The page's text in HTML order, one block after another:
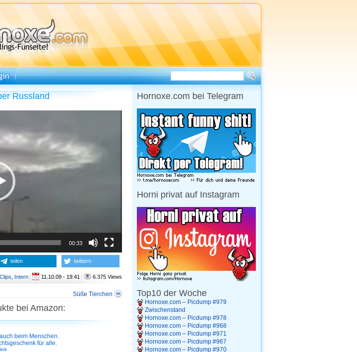
Russland
00:33
teilen twittern
Intern | 11.10.09 - 19:41 | 6.375 Views
Süße Tierchen
bei Amazon:
beim Menschen.
für alle.
Hornoxe.com bei Telegram
Horni privat auf Instagram
Top10 der Woche
Hornoxe.com – Picdump #979
Zwischenstand
Hornoxe.com – Picdump #978
Hornoxe.com – Picdump #968
Hornoxe.com – Picdump #971
Hornoxe.com – Picdump #967
Hornoxe.com – Picdump #970